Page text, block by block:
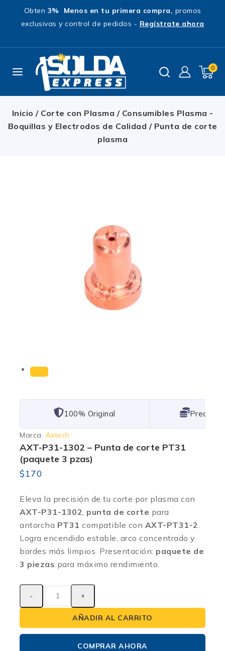
Obten 3% Menos en tu primera compra, promos
exclusivas y control de pedidos - Regístrate ahora
0
Inicio / Corte con Plasma / Consumibles Plasma -
Boquillas y Electrodos de Calidad / Punta de corte
plasma
101% Original Lowest
Marca: Axtech
AXT-P31-1302 – Punta de corte PT31
(paquete 3 pzas)
$170
Eleva la precisión de tu corte por plasma con
AXT-P31-1302, punta de corte para
antorcha PT31 compatible con AXT-PT31-2.
Logra encendido estable, arco concentrado y
bordes más limpios. Presentación: paquete de
3 piezas para máximo rendimiento.
AÑADIR AL CARRITO
COMPRAR AHORA